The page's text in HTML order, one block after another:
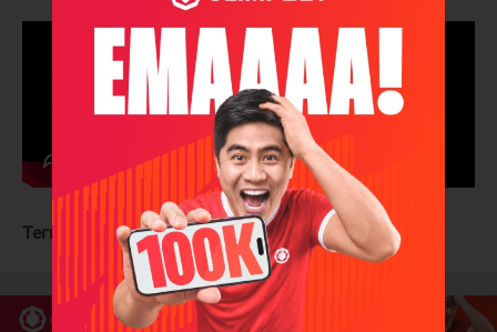
Теги: Нэшвилл Предаторз Калгари Флэймз